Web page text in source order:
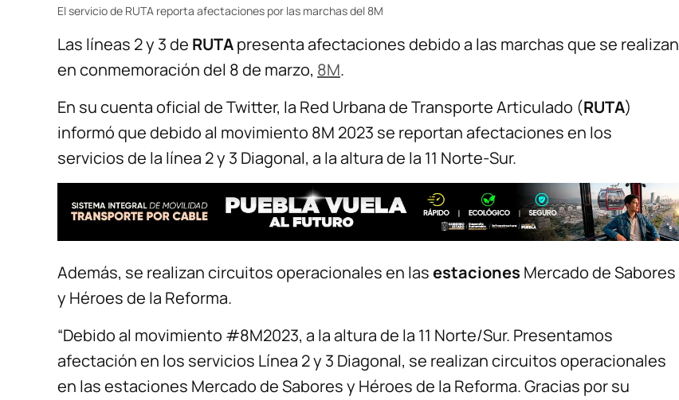
El servicio de RUTA reporta afectaciones por las marchas del 8M
Las líneas 2 y 3 de RUTApresenta afectaciones debido a las marchas que se realizan
en conmemoración del 8 de marzo, 8M.
En su cuenta oficial de Twitter, la Red Urbana de Transporte Articulado (RUTA)
informó que debido al movimiento 8M 2023 se reportan afectaciones en los
servicios de la línea 2 y 3 Diagonal, a la altura de la 11 Norte-Sur.
Además, se realizan circuitos operacionales en lasestaciones Mercado de Sabores
y Héroes de la Reforma.
“Debido al movimiento #8M2023, a la altura de la 11 Norte/Sur. Presentamos
afectación en los servicios Línea 2 y 3 Diagonal, se realizan circuitos operacionales
en las estaciones Mercado de Sabores y Héroes de la Reforma. Gracias por su